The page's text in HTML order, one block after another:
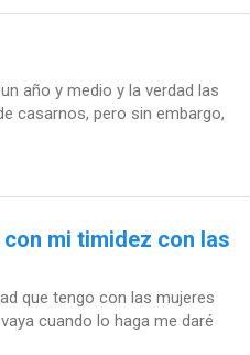
año y medio y la verdad las
casarnos, pero sin embargo,
mi timidez con las
que tengo con las mujeres
cuando lo haga me daré